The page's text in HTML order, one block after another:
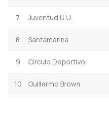
7 Juventud U.U.
8 Santamarina
9 Circulo Deportivo
10 Guillermo Brown